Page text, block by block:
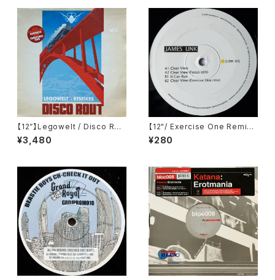
【12”】Legowelt / Disco Rou
t (Cocoon Recordings) (C
OR12"004)
¥3,480
【12"/ Exercise One Remix】
James Unk / Clear View (L
esIzmo:r) (LIZM-03)
¥280